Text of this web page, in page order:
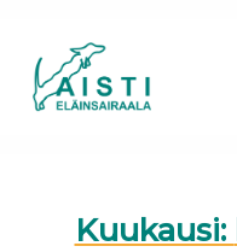
Kuukausi: